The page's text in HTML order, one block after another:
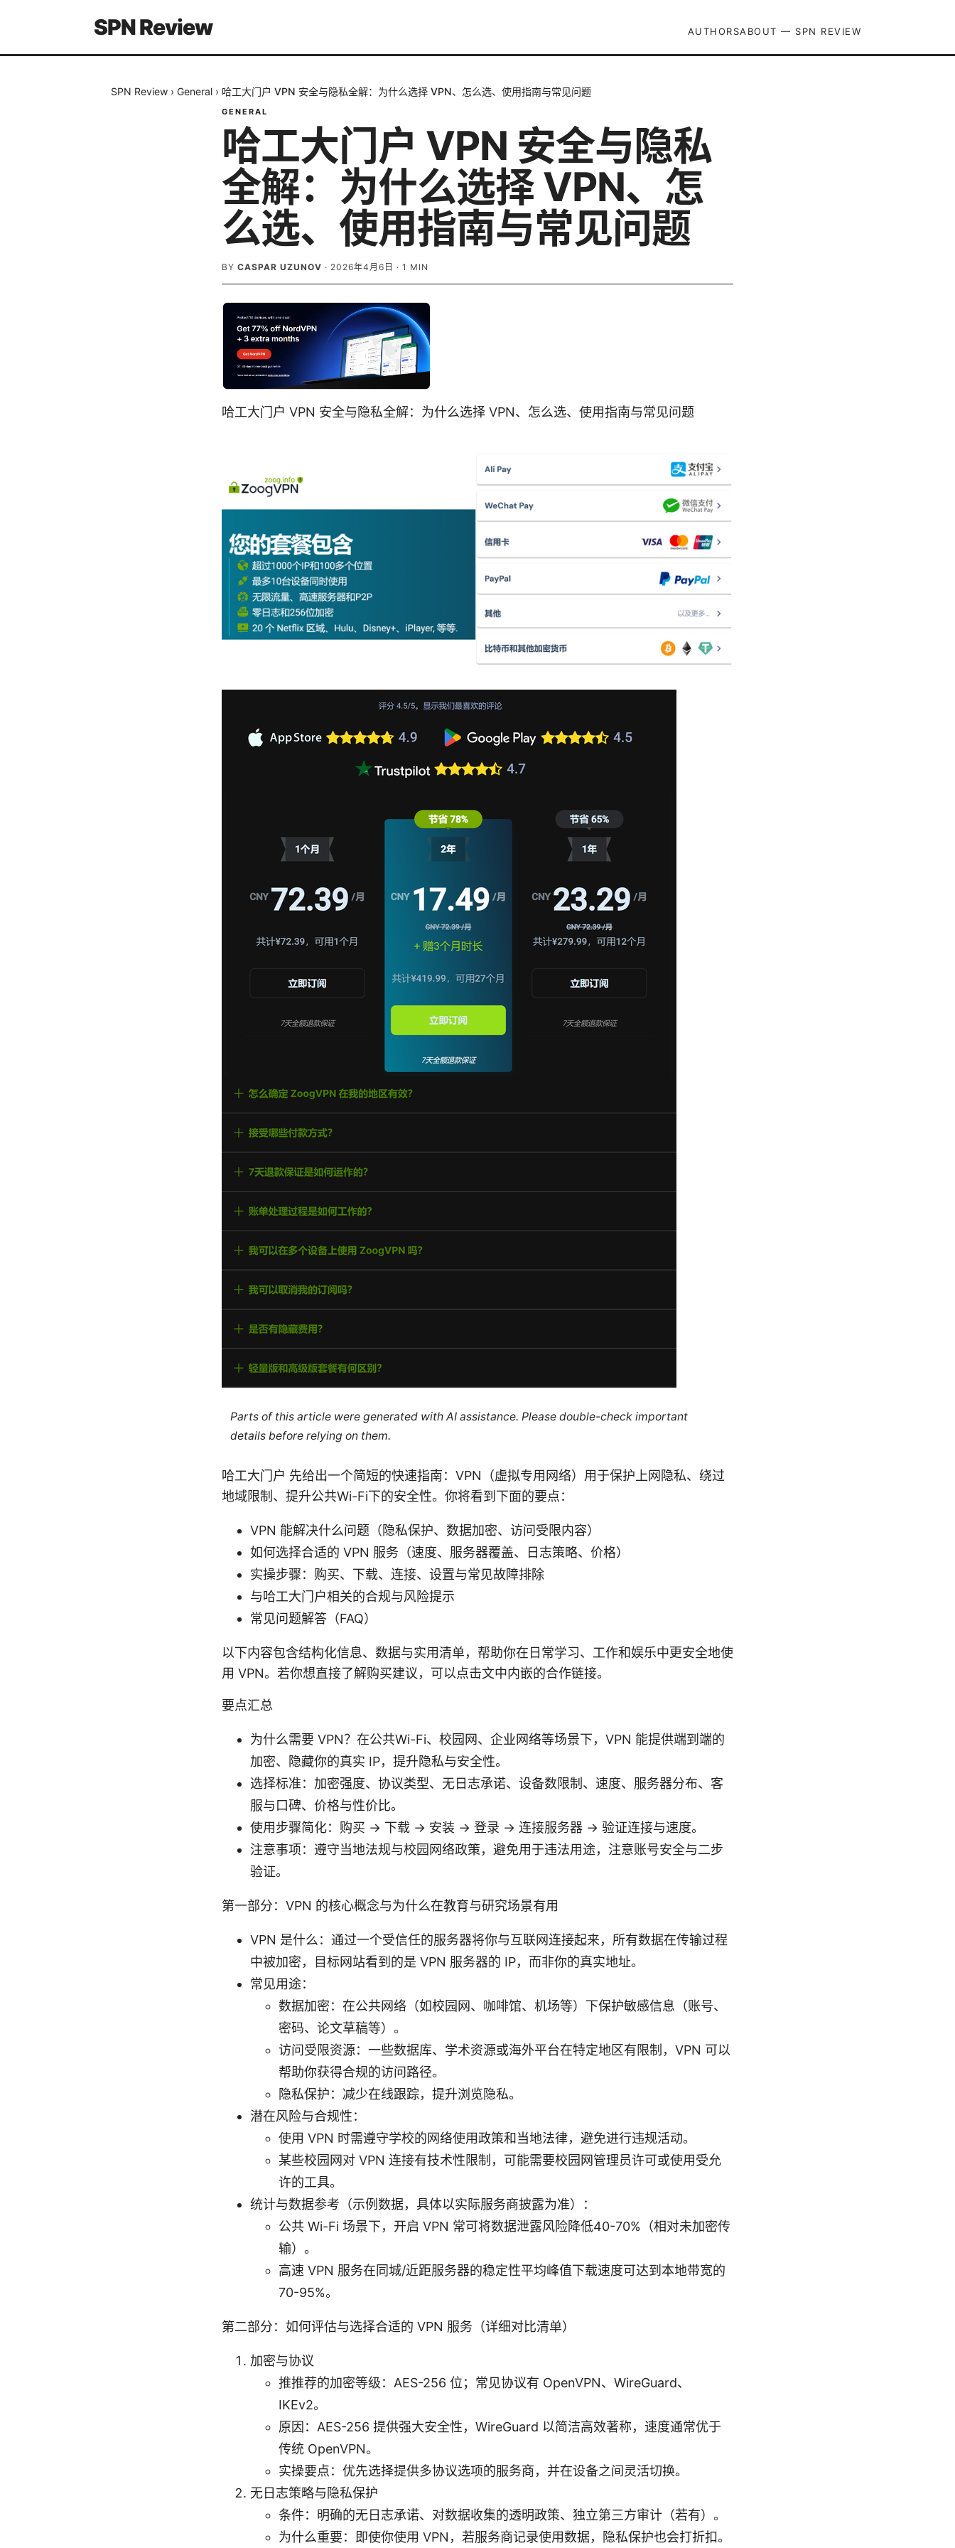
SPN Review AUTHORSABOUT — SPN REVIEW
SPN Review › General › 哈工大门户 VPN 安全与隐私全解：为什么选择 VPN、怎么选、使用指南与常见问题
GENERAL
哈工大门户 VPN 安全与隐私
全解：为什么选择 VPN、怎
么选、使用指南与常见问题
BY CASPAR UZUNOV · 2026年4月6日 · 1 MIN
哈工大门户 VPN 安全与隐私全解：为什么选择 VPN、怎么选、使用指南与常见问题
Parts of this article were generated with AI assistance. Please double-check important
details before relying on them.
哈工大门户 先给出一个简短的快速指南：VPN（虚拟专用网络）用于保护上网隐私、绕过
地域限制、提升公共Wi-Fi下的安全性。你将看到下面的要点：
VPN 能解决什么问题（隐私保护、数据加密、访问受限内容）
如何选择合适的 VPN 服务（速度、服务器覆盖、日志策略、价格）
实操步骤：购买、下载、连接、设置与常见故障排除
与哈工大门户相关的合规与风险提示
常见问题解答（FAQ）
以下内容包含结构化信息、数据与实用清单，帮助你在日常学习、工作和娱乐中更安全地使
用 VPN。若你想直接了解购买建议，可以点击文中内嵌的合作链接。
要点汇总
为什么需要 VPN？在公共Wi-Fi、校园网、企业网络等场景下，VPN 能提供端到端的
加密、隐藏你的真实 IP，提升隐私与安全性。
选择标准：加密强度、协议类型、无日志承诺、设备数限制、速度、服务器分布、客
服与口碑、价格与性价比。
使用步骤简化：购买 → 下载 → 安装 → 登录 → 连接服务器 → 验证连接与速度。
注意事项：遵守当地法规与校园网络政策，避免用于违法用途，注意账号安全与二步
验证。
第一部分：VPN 的核心概念与为什么在教育与研究场景有用
VPN 是什么：通过一个受信任的服务器将你与互联网连接起来，所有数据在传输过程
中被加密，目标网站看到的是 VPN 服务器的 IP，而非你的真实地址。
常见用途：
数据加密：在公共网络（如校园网、咖啡馆、机场等）下保护敏感信息（账号、
密码、论文草稿等）。
访问受限资源：一些数据库、学术资源或海外平台在特定地区有限制，VPN 可以
帮助你获得合规的访问路径。
隐私保护：减少在线跟踪，提升浏览隐私。
潜在风险与合规性：
使用 VPN 时需遵守学校的网络使用政策和当地法律，避免进行违规活动。
某些校园网对 VPN 连接有技术性限制，可能需要校园网管理员许可或使用受允
许的工具。
统计与数据参考（示例数据，具体以实际服务商披露为准）：
公共 Wi-Fi 场景下，开启 VPN 常可将数据泄露风险降低40-70%（相对未加密传
输）。
高速 VPN 服务在同城/近距服务器的稳定性平均峰值下载速度可达到本地带宽的
70-95%。
第二部分：如何评估与选择合适的 VPN 服务（详细对比清单）
加密与协议
推推荐的加密等级：AES-256 位；常见协议有 OpenVPN、WireGuard、
IKEv2。
原因：AES-256 提供强大安全性，WireGuard 以简洁高效著称，速度通常优于
传统 OpenVPN。
实操要点：优先选择提供多协议选项的服务商，并在设备之间灵活切换。
无日志策略与隐私保护
条件：明确的无日志承诺、对数据收集的透明政策、独立第三方审计（若有）。
为什么重要：即使你使用 VPN，若服务商记录使用数据，隐私保护也会打折扣。